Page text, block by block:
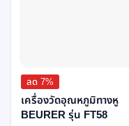
ลด 7%
เครื่องวัดอุณหภูมิทางหู
BEURER รุ่น FT58